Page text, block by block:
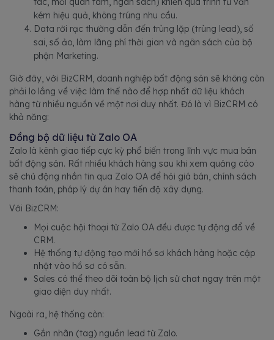
kém hiệu quả, không trúng nhu cầu.
Data rời rạc thường dẫn đến trùng lặp (trùng lead), số
sai, số ảo, làm lãng phí thời gian và ngân sách của bộ
phận Marketing.
Giờ đây, với BizCRM, doanh nghiệp bất động sản sẽ không còn
phải lo lắng về việc làm thế nào để hợp nhất dữ liệu khách
hàng từ nhiều nguồn về một nơi duy nhất. Đó là vì BizCRM có
khả năng:
Đồng bộ dữ liệu từ Zalo OA
Zalo là kênh giao tiếp cực kỳ phổ biến trong lĩnh vực mua bán
bất động sản. Rất nhiều khách hàng sau khi xem quảng cáo
sẽ chủ động nhắn tin qua Zalo OA để hỏi giá bán, chính sách
thanh toán, pháp lý dự án hay tiến độ xây dựng.
Với BizCRM:
Mọi cuộc hội thoại từ Zalo OA đều được tự động đổ về
CRM.
Hệ thống tự động tạo mới hồ sơ khách hàng hoặc cập
nhật vào hồ sơ có sẵn.
Sales có thể theo dõi toàn bộ lịch sử chat ngay trên một
giao diện duy nhất.
Ngoài ra, hệ thống còn:
Gắn nhãn (tag) nguồn lead từ Zalo.